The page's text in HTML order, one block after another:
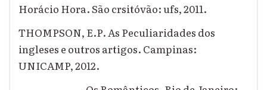
Horácio Hora. São crsitóvão: ufs, 2011.
THOMPSON, E.P. As Peculiaridades dos
ingleses e outros artigos. Campinas:
UNICAMP, 2012.